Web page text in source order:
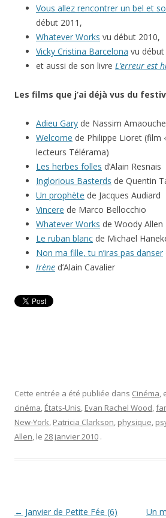
Vous allez rencontrer un bel et
début 2011,
Whatever Works vu début 2010,
Vicky Cristina Barcelona vu début
et aussi de son livre L’erreur est
Les films que j’ai déjà vus du
Adieu Gary de Nassim Amaouche
Welcome de Philippe Lioret (film
lecteurs Télérama)
Les herbes folles d’Alain Resnais
Inglorious Basterds de Quentin
Un prophète de Jacques Audiard
Vincere de Marco Bellocchio
Whatever Works de Woody Allen
Le ruban blanc de Michael
Non ma fille, tu n’iras pas danser
Irène d’Alain Cavalier
Cette entrée a été publiée dans Cinéma,
cinéma, États-Unis, Evan Rachel Wood,
New-York, Patricia Clarkson, physique,
Allen, le 28 janvier 2010 .
Navigation
← Janvier de Petite Fée (6)
Un